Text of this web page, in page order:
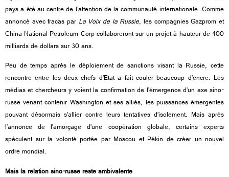
pays a été au centre de l’attention de la communauté internationale. Comme
annoncé avec fracas par La Voix de la Russie, les compagnies Gazprom et
China National Petroleum Corp collaboreront sur un projet à hauteur de 400
milliards de dollars sur 30 ans.
Peu de temps après le déploiement de sanctions visant la Russie, cette
rencontre entre les deux chefs d’Etat a fait couler beaucoup d’encre. Les
médias et chercheurs y voient la confirmation de l’émergence d’un axe sino-
russe venant contenir Washington et ses alliés, les puissances émergentes
pouvant désormais s’allier contre leurs tentatives d’isolement. Mais après
l’annonce de l’amorçage d’une coopération globale, certains experts
spéculent sur la volonté portée par Moscou et Pékin de créer un nouvel
ordre mondial.
Mais la relation sino-russe reste ambivalente